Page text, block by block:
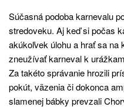
Súčasná podoba karnevalu
stredoveku. Aj keď si počas
akúkoľvek úlohu a hrať sa na
zneužívať karneval k
Za takéto správanie hrozili
pokút, väzenia či dokonca
slamenej bábky prevzali